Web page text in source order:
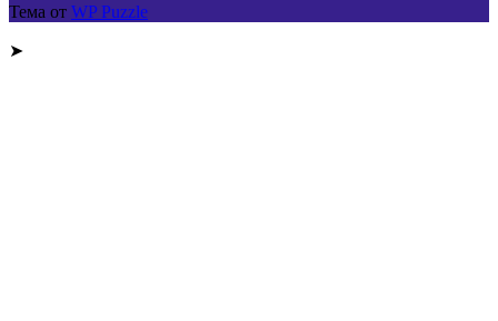
Тема от WP Puzzle
➤